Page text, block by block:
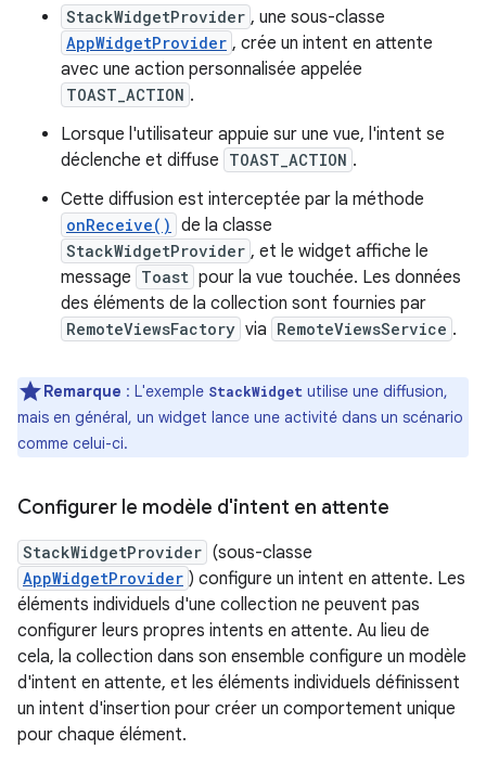
StackWidgetProvider , une sous-classe
AppWidgetProvider , crée un intent en attente
avec une action personnalisée appelée
TOAST_ACTION .
Lorsque l'utilisateur appuie sur une vue, l'intent se
déclenche et diffuse TOAST_ACTION .
Cette diffusion est interceptée par la méthode
onReceive() de la classe
StackWidgetProvider , et le widget affiche le
message Toast pour la vue touchée. Les données
des éléments de la collection sont fournies par
RemoteViewsFactory via RemoteViewsService .
Remarque : L'exemple StackWidget utilise une diffusion,
mais en général, un widget lance une activité dans un scénario
comme celui-ci.
Configurer le modèle d'intent en attente
StackWidgetProvider (sous-classe
AppWidgetProvider ) configure un intent en attente. Les
éléments individuels d'une collection ne peuvent pas
configurer leurs propres intents en attente. Au lieu de
cela, la collection dans son ensemble configure un modèle
d'intent en attente, et les éléments individuels définissent
un intent d'insertion pour créer un comportement unique
pour chaque élément.